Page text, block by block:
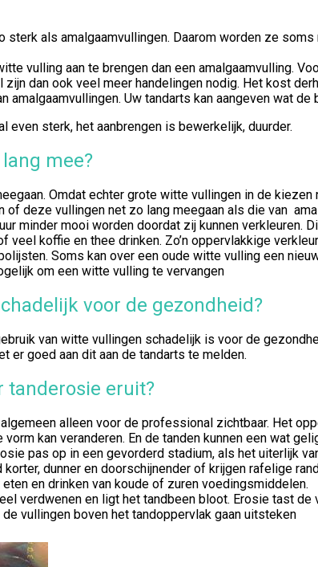
sterk als amalgaamvullingen. Daarom worden ze
vulling aan te brengen dan een amalgaamvulling.
dan ook veel meer handelingen nodig. Het kost
amalgaamvullingen. Uw tandarts kan aangeven wat de
even sterk, het aanbrengen is bewerkelijk, duurder.
mee?
Omdat echter grote witte vullingen in de
of deze vullingen net zo lang meegaan als die van
minder mooi worden doordat zij kunnen verkleuren.
veel koffie en thee drinken. Zo’n oppervlakkige
Soms kan over een oude witte vulling een
om een witte vulling te vervangen
voor de gezondheid?
van witte vullingen schadelijk is voor de
er goed aan dit aan de tandarts te melden.
tanderosie eruit?
alleen voor de professional zichtbaar. Het
kan veranderen. En de tanden kunnen een wat
pas op in een gevorderd stadium, als het uiterlijk
dunner en doorschijnender of krijgen rafelige
en drinken van koude of zuren voedingsmiddelen.
verdwenen en ligt het tandbeen bloot. Erosie tast de
vullingen boven het tandoppervlak gaan uitsteken